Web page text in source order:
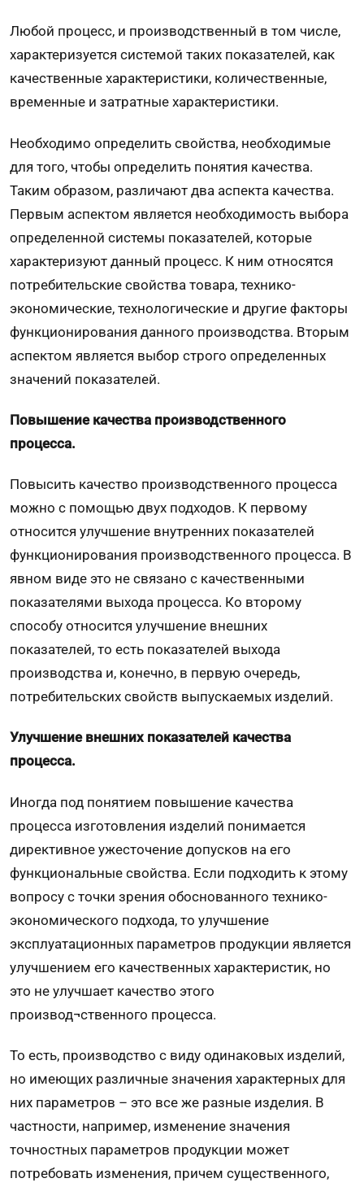
Любой процесс, и производственный в том числе,
характеризуется системой таких показателей, как
качественные характеристики, количественные,
временные и затратные характеристики.
Необходимо определить свойства, необходимые
для того, чтобы определить понятия качества.
Таким образом, различают два аспекта качества.
Первым аспектом является необходимость выбора
определенной системы показателей, которые
характеризуют данный процесс. К ним относятся
потребительские свойства товара, технико-
экономические, технологические и другие факторы
функционирования данного производства. Вторым
аспектом является выбор строго определенных
значений показателей.
Повышение качества производственного
процесса.
Повысить качество производственного процесса
можно с помощью двух подходов. К первому
относится улучшение внутренних показателей
функционирования производственного процесса. В
явном виде это не связано с качественными
показателями выхода процесса. Ко второму
способу относится улучшение внешних
показателей, то есть показателей выхода
производства и, конечно, в первую очередь,
потребительских свойств выпускаемых изделий.
Улучшение внешних показателей качества
процесса.
Иногда под понятием повышение качества
процесса изготовления изделий понимается
директивное ужесточение допусков на его
функциональные свойства. Если подходить к этому
вопросу с точки зрения обоснованного технико-
экономического подхода, то улучшение
эксплуатационных параметров продукции является
улучшением его качественных характеристик, но
это не улучшает качество этого
производ¬ственного процесса.
То есть, производство с виду одинаковых изделий,
но имеющих различные значения характерных для
них параметров – это все же разные изделия. В
частности, например, изменение значения
точностных параметров продукции может
потребовать изменения, причем существенного,